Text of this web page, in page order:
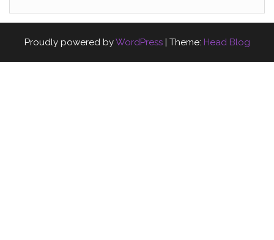
Proudly powered byWordPress | Theme: Head Blog